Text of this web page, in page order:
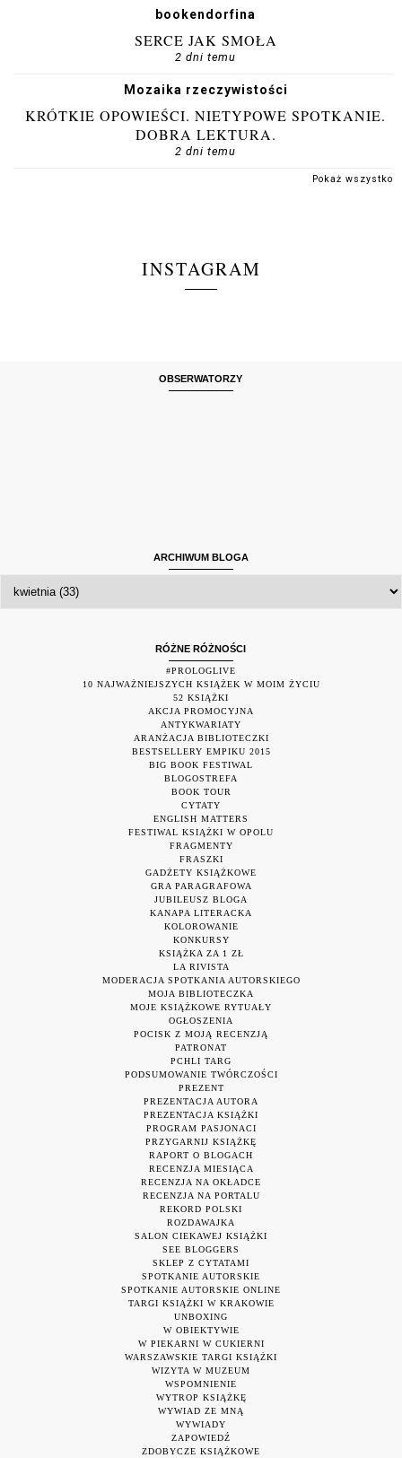
bookendorfina
SERCE JAK SMOŁA
2 dni temu
Mozaika rzeczywistości
KRÓTKIE OPOWIEŚCI. NIETYPOWE SPOTKANIE.
DOBRA LEKTURA.
2 dni temu
Pokaż wszystko
INSTAGRAM
OBSERWATORZY
ARCHIWUM BLOGA
RÓŻNE RÓŻNOŚCI
#PROLOGLIVE
10 NAJWAŻNIEJSZYCH KSIĄŻEK W MOIM ŻYCIU
52 KSIĄŻKI
AKCJA PROMOCYJNA
ANTYKWARIATY
ARANŻACJA BIBLIOTECZKI
BESTSELLERY EMPIKU 2015
BIG BOOK FESTIWAL
BLOGOSTREFA
BOOK TOUR
CYTATY
ENGLISH MATTERS
FESTIWAL KSIĄŻKI W OPOLU
FRAGMENTY
FRASZKI
GADŻETY KSIĄŻKOWE
GRA PARAGRAFOWA
JUBILEUSZ BLOGA
KANAPA LITERACKA
KOLOROWANIE
KONKURSY
KSIĄŻKA ZA 1 ZŁ
LA RIVISTA
MODERACJA SPOTKANIA AUTORSKIEGO
MOJA BIBLIOTECZKA
MOJE KSIĄŻKOWE RYTUAŁY
OGŁOSZENIA
POCISK Z MOJĄ RECENZJĄ
PATRONAT
PCHLI TARG
PODSUMOWANIE TWÓRCZOŚCI
PREZENT
PREZENTACJA AUTORA
PREZENTACJA KSIĄŻKI
PROGRAM PASJONACI
PRZYGARNIJ KSIĄŻKĘ
RAPORT O BLOGACH
RECENZJA MIESIĄCA
RECENZJA NA OKŁADCE
RECENZJA NA PORTALU
REKORD POLSKI
ROZDAWAJKA
SALON CIEKAWEJ KSIĄŻKI
SEE BLOGGERS
SKLEP Z CYTATAMI
SPOTKANIE AUTORSKIE
SPOTKANIE AUTORSKIE ONLINE
TARGI KSIĄŻKI W KRAKOWIE
UNBOXING
W OBIEKTYWIE
W PIEKARNI W CUKIERNI
WARSZAWSKIE TARGI KSIĄŻKI
WIZYTA W MUZEUM
WSPOMNIENIE
WYTROP KSIĄŻKĘ
WYWIAD ZE MNĄ
WYWIADY
ZAPOWIEDŹ
ZDOBYCZE KSIĄŻKOWE